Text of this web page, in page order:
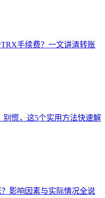
手续费？一文讲清转账
别慌，这5个实用方法快速解
？影响因素与实际情况全说